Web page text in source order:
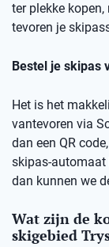
ter plekke
tevoren je
Bestel je skipas
Het is het
vantevoren via
dan een QR
skipas-automaat
dan kunnen we
Wat zijn de
skigebied